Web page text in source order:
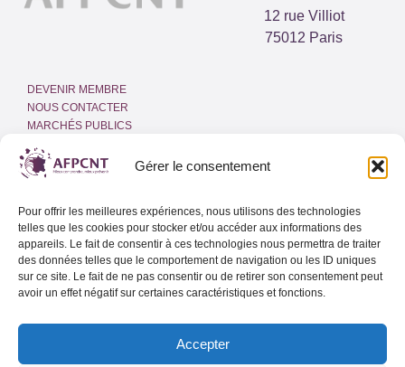
Gérer le consentement
Pour offrir les meilleures expériences, nous utilisons des technologies
telles que les cookies pour stocker et/ou accéder aux informations des
appareils. Le fait de consentir à ces technologies nous permettra de traiter
des données telles que le comportement de navigation ou les ID uniques
sur ce site. Le fait de ne pas consentir ou de retirer son consentement peut
avoir un effet négatif sur certaines caractéristiques et fonctions.
Accepter
12 rue Villiot
75012 Paris
DEVENIR MEMBRE
NOUS CONTACTER
MARCHÉS PUBLICS
INTRANET
POLITIQUE DE COOKIES
(UE)
Adresse email